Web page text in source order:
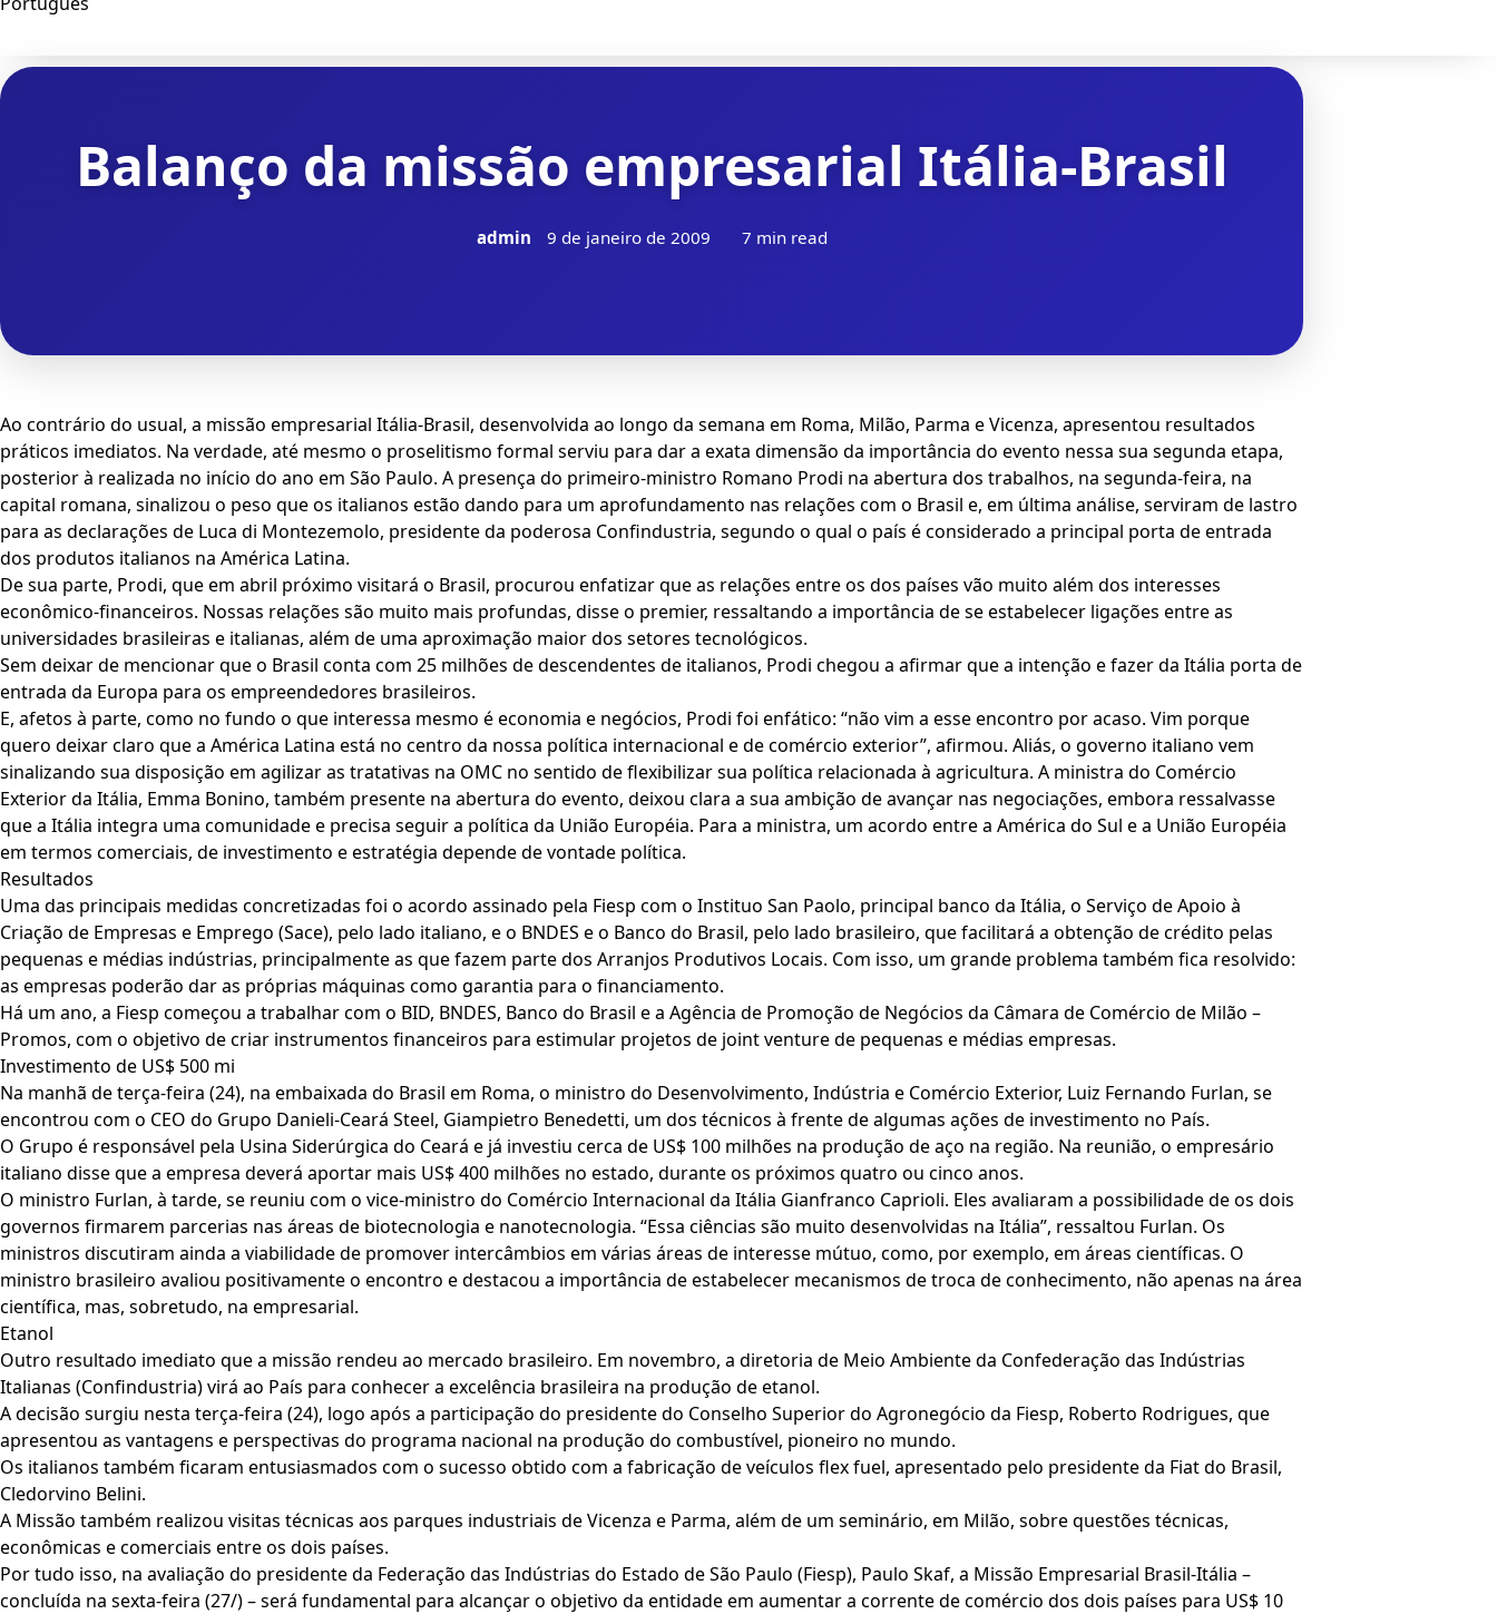
Balanço da missão empresarial Itália-Brasil
admin 9 de janeiro de 2009 7 min read
Ao contrário do usual, a missão empresarial Itália-Brasil, desenvolvida ao longo da semana em Roma, Milão, Parma e Vicenza, apresentou resultados
práticos imediatos. Na verdade, até mesmo o proselitismo formal serviu para dar a exata dimensão da importância do evento nessa sua segunda etapa,
posterior à realizada no início do ano em São Paulo. A presença do primeiro-ministro Romano Prodi na abertura dos trabalhos, na segunda-feira, na
capital romana, sinalizou o peso que os italianos estão dando para um aprofundamento nas relações com o Brasil e, em última análise, serviram de lastro
para as declarações de Luca di Montezemolo, presidente da poderosa Confindustria, segundo o qual o país é considerado a principal porta de entrada
dos produtos italianos na América Latina.
De sua parte, Prodi, que em abril próximo visitará o Brasil, procurou enfatizar que as relações entre os dos países vão muito além dos interesses
econômico-financeiros. Nossas relações são muito mais profundas, disse o premier, ressaltando a importância de se estabelecer ligações entre as
universidades brasileiras e italianas, além de uma aproximação maior dos setores tecnológicos.
Sem deixar de mencionar que o Brasil conta com 25 milhões de descendentes de italianos, Prodi chegou a afirmar que a intenção e fazer da Itália porta de
entrada da Europa para os empreendedores brasileiros.
E, afetos à parte, como no fundo o que interessa mesmo é economia e negócios, Prodi foi enfático: “não vim a esse encontro por acaso. Vim porque
quero deixar claro que a América Latina está no centro da nossa política internacional e de comércio exterior”, afirmou. Aliás, o governo italiano vem
sinalizando sua disposição em agilizar as tratativas na OMC no sentido de flexibilizar sua política relacionada à agricultura. A ministra do Comércio
Exterior da Itália, Emma Bonino, também presente na abertura do evento, deixou clara a sua ambição de avançar nas negociações, embora ressalvasse
que a Itália integra uma comunidade e precisa seguir a política da União Européia. Para a ministra, um acordo entre a América do Sul e a União Européia
em termos comerciais, de investimento e estratégia depende de vontade política.
Resultados
Uma das principais medidas concretizadas foi o acordo assinado pela Fiesp com o Instituo San Paolo, principal banco da Itália, o Serviço de Apoio à
Criação de Empresas e Emprego (Sace), pelo lado italiano, e o BNDES e o Banco do Brasil, pelo lado brasileiro, que facilitará a obtenção de crédito pelas
pequenas e médias indústrias, principalmente as que fazem parte dos Arranjos Produtivos Locais. Com isso, um grande problema também fica resolvido:
as empresas poderão dar as próprias máquinas como garantia para o financiamento.
Há um ano, a Fiesp começou a trabalhar com o BID, BNDES, Banco do Brasil e a Agência de Promoção de Negócios da Câmara de Comércio de Milão –
Promos, com o objetivo de criar instrumentos financeiros para estimular projetos de joint venture de pequenas e médias empresas.
Investimento de US$ 500 mi
Na manhã de terça-feira (24), na embaixada do Brasil em Roma, o ministro do Desenvolvimento, Indústria e Comércio Exterior, Luiz Fernando Furlan, se
encontrou com o CEO do Grupo Danieli-Ceará Steel, Giampietro Benedetti, um dos técnicos à frente de algumas ações de investimento no País.
O Grupo é responsável pela Usina Siderúrgica do Ceará e já investiu cerca de US$ 100 milhões na produção de aço na região. Na reunião, o empresário
italiano disse que a empresa deverá aportar mais US$ 400 milhões no estado, durante os próximos quatro ou cinco anos.
O ministro Furlan, à tarde, se reuniu com o vice-ministro do Comércio Internacional da Itália Gianfranco Caprioli. Eles avaliaram a possibilidade de os dois
governos firmarem parcerias nas áreas de biotecnologia e nanotecnologia. “Essa ciências são muito desenvolvidas na Itália”, ressaltou Furlan. Os
ministros discutiram ainda a viabilidade de promover intercâmbios em várias áreas de interesse mútuo, como, por exemplo, em áreas científicas. O
ministro brasileiro avaliou positivamente o encontro e destacou a importância de estabelecer mecanismos de troca de conhecimento, não apenas na área
científica, mas, sobretudo, na empresarial.
Etanol
Outro resultado imediato que a missão rendeu ao mercado brasileiro. Em novembro, a diretoria de Meio Ambiente da Confederação das Indústrias
Italianas (Confindustria) virá ao País para conhecer a excelência brasileira na produção de etanol.
A decisão surgiu nesta terça-feira (24), logo após a participação do presidente do Conselho Superior do Agronegócio da Fiesp, Roberto Rodrigues, que
apresentou as vantagens e perspectivas do programa nacional na produção do combustível, pioneiro no mundo.
Os italianos também ficaram entusiasmados com o sucesso obtido com a fabricação de veículos flex fuel, apresentado pelo presidente da Fiat do Brasil,
Cledorvino Belini.
A Missão também realizou visitas técnicas aos parques industriais de Vicenza e Parma, além de um seminário, em Milão, sobre questões técnicas,
econômicas e comerciais entre os dois países.
Por tudo isso, na avaliação do presidente da Federação das Indústrias do Estado de São Paulo (Fiesp), Paulo Skaf, a Missão Empresarial Brasil-Itália –
concluída na sexta-feira (27/) – será fundamental para alcançar o objetivo da entidade em aumentar a corrente de comércio dos dois países para US$ 10